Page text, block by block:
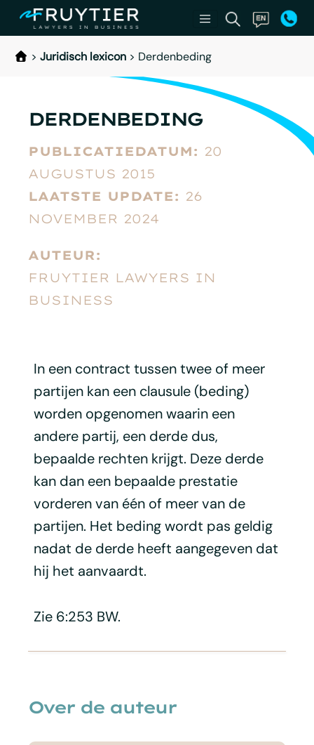
> Juridisch lexicon > Derdenbeding
DERDENBEDING
PUBLICATIEDATUM: 20
AUGUSTUS 2015
LAATSTE UPDATE: 26
NOVEMBER 2024
AUTEUR:
FRUYTIER LAWYERS IN
BUSINESS
In een contract tussen twee of meer
partijen kan een clausule (beding)
worden opgenomen waarin een
andere partij, een derde dus,
bepaalde rechten krijgt. Deze derde
kan dan een bepaalde prestatie
vorderen van één of meer van de
partijen. Het beding wordt pas geldig
nadat de derde heeft aangegeven dat
hij het aanvaardt.
Zie 6:253 BW.
Over de auteur